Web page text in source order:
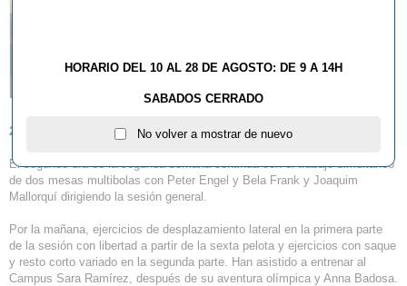
22.08.2012
El segundo día de la segunda semana continua con el trabajo simultáneo
de dos mesas multibolas con Peter Engel y Bela Frank y Joaquim
Mallorquí dirigiendo la sesión general.
Por la mañana, ejercicios de desplazamiento lateral en la primera parte
de la sesión con libertad a partir de la sexta pelota y ejercicios con saque
y resto corto variado en la segunda parte. Han asistido a entrenar al
Campus Sara Ramírez, después de su aventura olímpica y Anna Badosa.
HORARIO DEL 10 AL 28 DE AGOSTO: DE 9 A 14H
SABADOS CERRADO
No volver a mostrar de nuevo